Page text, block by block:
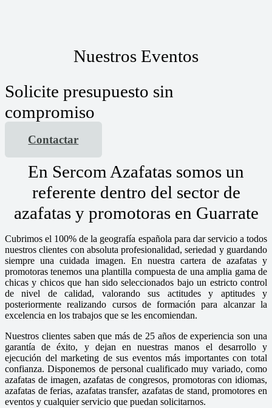
Nuestros Eventos
Solicite presupuesto sin
compromiso
Contactar
En Sercom Azafatas somos un
referente dentro del sector de
azafatas y promotoras en Guarrate
Cubrimos el 100% de la geografía española para dar servicio a todos
nuestros clientes con absoluta profesionalidad, seriedad y guardando
siempre una cuidada imagen. En nuestra cartera de azafatas y
promotoras tenemos una plantilla compuesta de una amplia gama de
chicas y chicos que han sido seleccionados bajo un estricto control
de nivel de calidad, valorando sus actitudes y aptitudes y
posteriormente realizando cursos de formación para alcanzar la
excelencia en los trabajos que se les encomiendan.
Nuestros clientes saben que más de 25 años de experiencia son una
garantía de éxito, y dejan en nuestras manos el desarrollo y
ejecución del marketing de sus eventos más importantes con total
confianza. Disponemos de personal cualificado muy variado, como
azafatas de imagen, azafatas de congresos, promotoras con idiomas,
azafatas de ferias, azafatas transfer, azafatas de stand, promotores en
eventos y cualquier servicio que puedan solicitarnos.